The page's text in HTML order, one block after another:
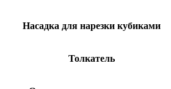
Насадка для нарезки кубиками
Толкатель